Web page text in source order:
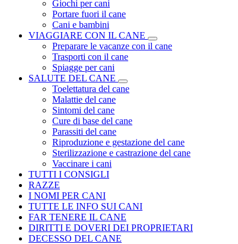
Giochi per cani
Portare fuori il cane
Cani e bambini
VIAGGIARE CON IL CANE
Preparare le vacanze con il cane
Trasporti con il cane
Spiagge per cani
SALUTE DEL CANE
Toelettatura del cane
Malattie del cane
Sintomi del cane
Cure di base del cane
Parassiti del cane
Riproduzione e gestazione del cane
Sterilizzazione e castrazione del cane
Vaccinare i cani
TUTTI I CONSIGLI
RAZZE
I NOMI PER CANI
TUTTE LE INFO SUI CANI
FAR TENERE IL CANE
DIRITTI E DOVERI DEI PROPRIETARI
DECESSO DEL CANE